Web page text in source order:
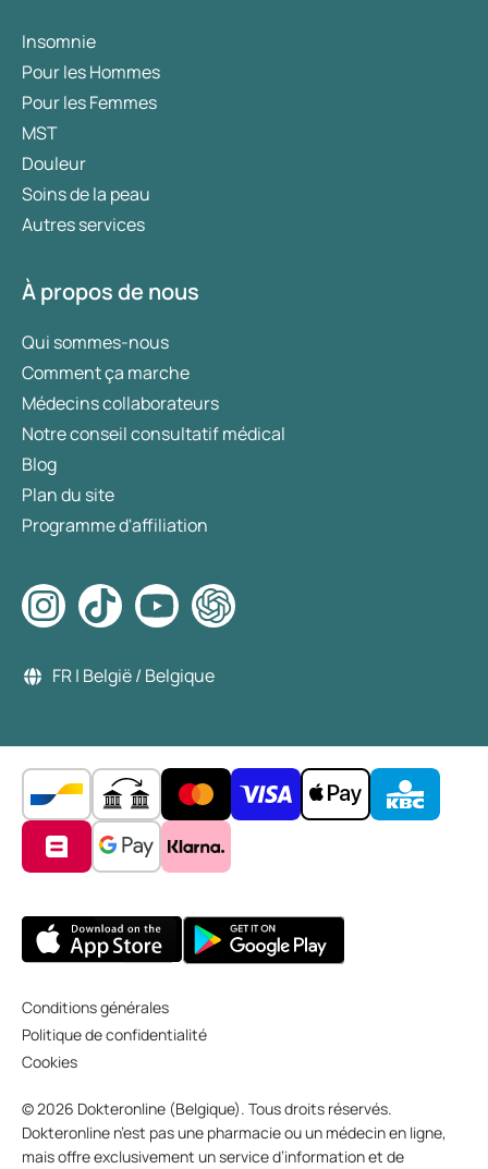
Insomnie
Pour les Hommes
Pour les Femmes
MST
Douleur
Soins de la peau
Autres services
À propos de nous
Qui sommes-nous
Comment ça marche
Médecins collaborateurs
Notre conseil consultatif médical
Blog
Plan du site
Programme d'affiliation
FR | België / Belgique
Conditions générales
Politique de confidentialité
Cookies
© 2026 Dokteronline (Belgique). Tous droits réservés.
Dokteronline n’est pas une pharmacie ou un médecin en ligne,
mais offre exclusivement un service d’information et de